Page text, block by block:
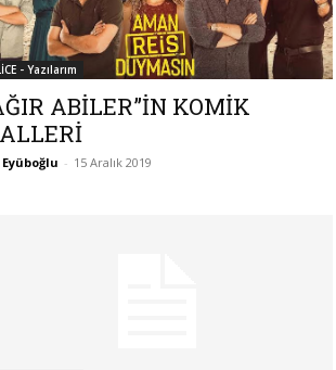
- Yazılarım
ABİLER”İN KOMİK
- 15 Aralık 2019